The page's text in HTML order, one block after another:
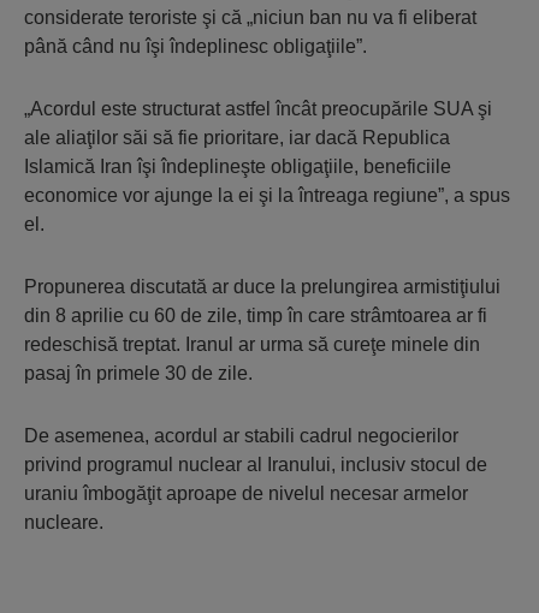
considerate teroriste şi că „niciun ban nu va fi eliberat
până când nu îşi îndeplinesc obligaţiile”.
„Acordul este structurat astfel încât preocupările SUA şi
ale aliaţilor săi să fie prioritare, iar dacă Republica
Islamică Iran îşi îndeplineşte obligaţiile, beneficiile
economice vor ajunge la ei şi la întreaga regiune”, a spus
el.
Propunerea discutată ar duce la prelungirea armistiţiului
din 8 aprilie cu 60 de zile, timp în care strâmtoarea ar fi
redeschisă treptat. Iranul ar urma să cureţe minele din
pasaj în primele 30 de zile.
De asemenea, acordul ar stabili cadrul negocierilor
privind programul nuclear al Iranului, inclusiv stocul de
uraniu îmbogăţit aproape de nivelul necesar armelor
nucleare.